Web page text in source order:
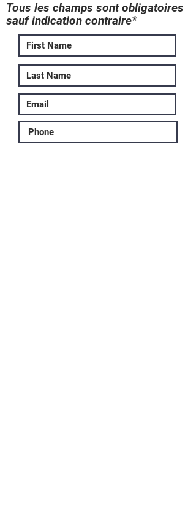
Tous les champs sont obligatoires
sauf indication contraire*